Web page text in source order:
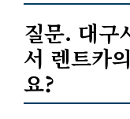
질문. 대구
서 렌트카의
요?